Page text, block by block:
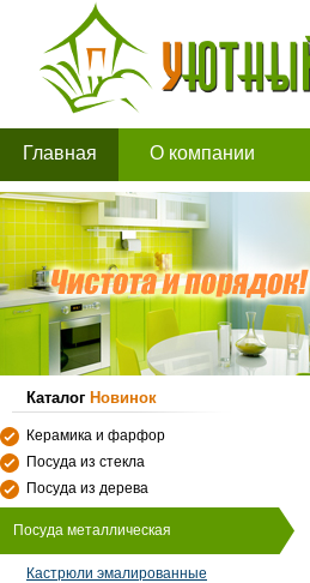
Главная О компании
Каталог Новинок
Керамика и фарфор
Посуда из стекла
Посуда из дерева
Посуда металлическая
Кастрюли эмалированные